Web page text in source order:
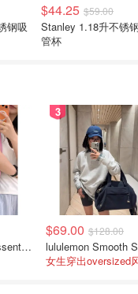
$44.25 $59.00
Stanley 1.18升不锈钢吸
管杯
lululemon City Essentials 肩背包 4L
3
$69.00 $128.00
女生穿出oversized